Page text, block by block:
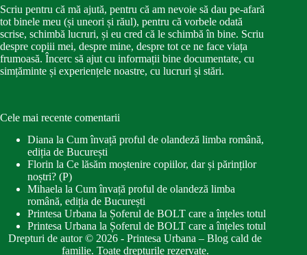
Scriu pentru că mă ajută, pentru că am nevoie să dau pe-afară
tot binele meu (și uneori și răul), pentru că vorbele odată
scrise, schimbă lucruri, și eu cred că le schimbă în bine. Scriu
despre copiii mei, despre mine, despre tot ce ne face viața
frumoasă. Încerc să ajut cu informații bine documentate, cu
simțăminte și experiențele noastre, cu lucruri și stări.
Cele mai recente comentarii
Diana la Cum învață proful de olandeză limba română,
ediția de București
Florin la Ce lăsăm moștenire copiilor, dar și părinților
noștri? (P)
Mihaela la Cum învață proful de olandeză limba
română, ediția de București
Printesa Urbana la Șoferul de BOLT care a înțeles totul
Printesa Urbana la Șoferul de BOLT care a înțeles totul
Drepturi de autor © 2026 - Printesa Urbana – Blog cald de
familie. Toate drepturile rezervate.